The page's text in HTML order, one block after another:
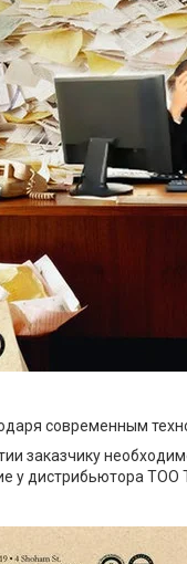
современным
заказчику
у дистрибьютора